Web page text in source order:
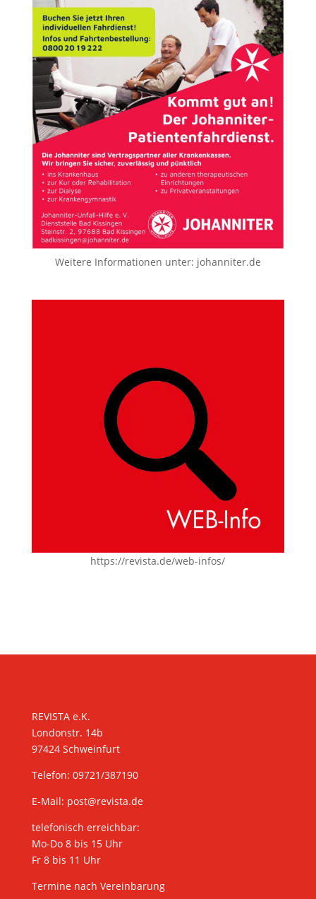
Weitere Informationen unter: johanniter.de
https://revista.de/web-infos/
REVISTA e.K.
Londonstr. 14b
97424 Schweinfurt
Telefon: 09721/387190
E-Mail: post@revista.de
telefonisch erreichbar:
Mo-Do 8 bis 15 Uhr
Fr 8 bis 11 Uhr
Termine nach Vereinbarung